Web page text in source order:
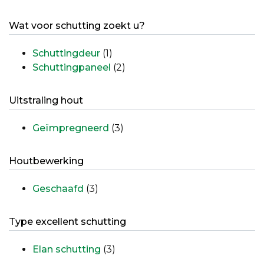
Wat voor schutting zoekt u?
Schuttingdeur (1)
Schuttingpaneel (2)
Uitstraling hout
Geïmpregneerd (3)
Houtbewerking
Geschaafd (3)
Type excellent schutting
Elan schutting (3)